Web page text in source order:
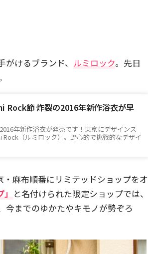
けるブランド、 ルミロック。先日
Rock節 炸裂の2016年新作浴衣が早
年新作浴衣が発売です！東京にデザインス
Rock（ルミロック）。野心的で挑戦的なデザイ
麻布順番にリミテッドショップをオ
と名付けられた限定ショップでは、
今までのゆかたやキモノが勢ぞろ